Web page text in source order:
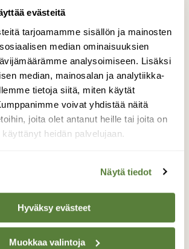
evästeitä
tarjoamamme sisällön ja mainosten
median ominaisuuksien
analysoimiseen. Lisäksi
median, mainosalan ja analytiikka-
tietoja siitä, miten käytät
voivat yhdistää näitä
joita olet antanut heille tai joita on
heidän palvelujaan.
Näytä tiedot
Hyväksy evästeet
Muokkaa valintoja
parkkeerasi hetkeksi
12.7.2018 Taipalsaarella
TAKAISIN LISTAAN